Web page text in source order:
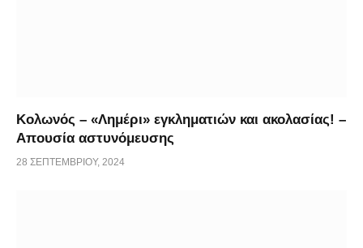
Κολωνός – «Λημέρι» εγκληματιών και ακολασίας! –
Απουσία αστυνόμευσης
28 ΣΕΠΤΕΜΒΡΊΟΥ, 2024